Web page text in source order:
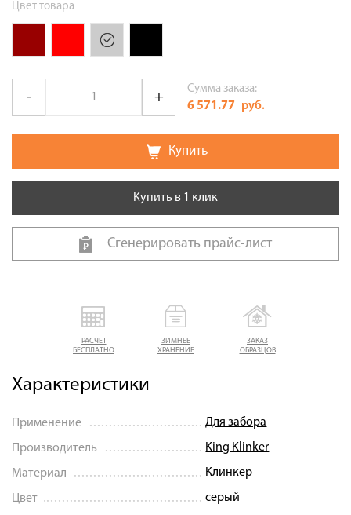
РАСЧЕТ
БЕСПЛАТНО
ЗИМНЕЕ
ХРАНЕНИЕ
ЗАКАЗ
ОБРАЗЦОВ
Характеристики
Применение Для забора
Производитель King Klinker
Материал Клинкер
Цвет серый
Цвет товара
Сумма заказа:
6 571.77 руб.
Купить
Купить в 1 клик
Сгенерировать прайс-лист